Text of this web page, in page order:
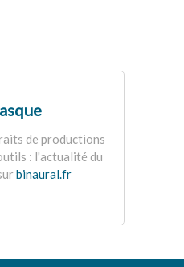
de productions
: l'actualité du
binaural.fr